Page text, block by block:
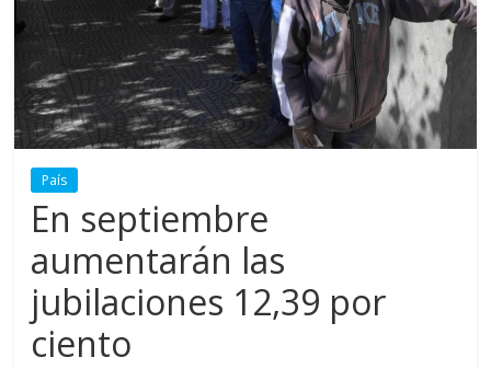
País
En septiembre
aumentarán las
jubilaciones 12,39 por
ciento